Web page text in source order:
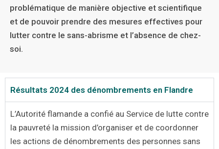
problématique de manière objective et scientifique
et de pouvoir prendre des mesures effectives pour
lutter contre le sans-abrisme et l’absence de chez-
soi.
Résultats 2024 des dénombrements en Flandre
L’Autorité flamande a confié au Service de lutte contre
la pauvreté la mission d’organiser et de coordonner
les actions de dénombrements des personnes sans